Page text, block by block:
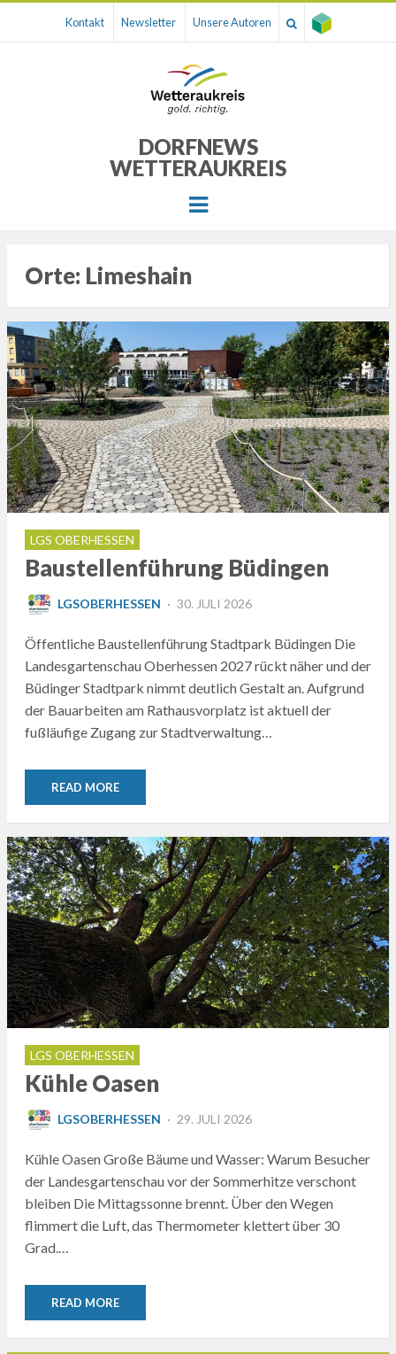
Kontakt Newsletter Unsere Autoren
DORFNEWS
WETTERAUKREIS
Menu
Orte: Limeshain
LGS OBERHESSEN
Baustellenführung Büdingen
LGSOBERHESSEN
POSTED
30. JULI 2026
Öffentliche Baustellenführung Stadtpark Büdingen Die
Landesgartenschau Oberhessen 2027 rückt näher und der
Büdinger Stadtpark nimmt deutlich Gestalt an. Aufgrund
der Bauarbeiten am Rathausvorplatz ist aktuell der
fußläufige Zugang zur Stadtverwaltung…
READ MORE
LGS OBERHESSEN
Kühle Oasen
LGSOBERHESSEN
POSTED
29. JULI 2026
Kühle Oasen Große Bäume und Wasser: Warum Besucher
der Landesgartenschau vor der Sommerhitze verschont
bleiben Die Mittagssonne brennt. Über den Wegen
flimmert die Luft, das Thermometer klettert über 30
Grad.…
READ MORE